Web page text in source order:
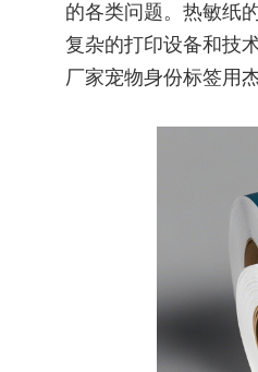
的各类问题。热敏纸
复杂的打印设备和技
厂家宠物身份标签用